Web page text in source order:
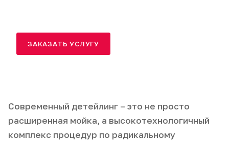
ЗАКАЗАТЬ УСЛУГУ
Современный детейлинг – это не просто
расширенная мойка, а высокотехнологичный
комплекс процедур по радикальному